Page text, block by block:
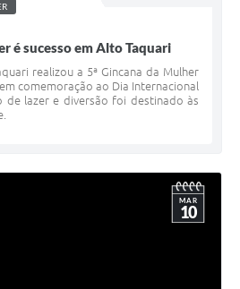
é sucesso em Alto Taquari
realizou a 5ª Gincana da Mulher
comemoração ao Dia Internacional
de lazer e diversão foi destinado às
MAR
10